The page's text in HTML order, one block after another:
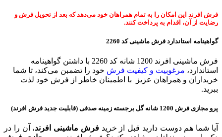
فرش افرند این امکان را به تمام همراهان خود می‌دهد که بعد از تحویل فرش و
رضایت از آن، اقدام به پرداخت کنند.
گواهینامه استاندارد فرش ماشینیکد 2260
فرش ماشینی افرند 1200 شانه کد 2260 با داشتن گواهینامه
استاندارد، مرغوبیت و کیفیت فرش خود را تضمبن می‌کند، تا شما
خریداران و همراهان عزیز با اطمینان خاطر از فرش خود لذت
ببرید.
پرو مجازی فرش 1200 شانه گل برجسته زمینه صدفی (قابلیت جدید فرش افرند)
آیا شما هم دوست دارید قبل از خریدفرش ماشینی افرند، آن را در